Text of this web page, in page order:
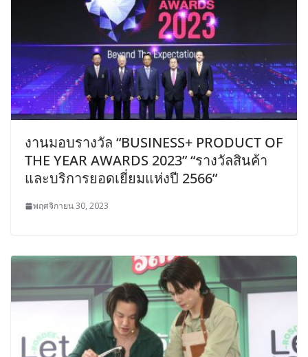
งานมอบรางวัล “BUSINESS+ PRODUCT OF
THE YEAR AWARDS 2023” “รางวัลสินค้า
และบริการยอดเยี่ยมแห่งปี 2566”
พฤศจิกายน 30, 2023